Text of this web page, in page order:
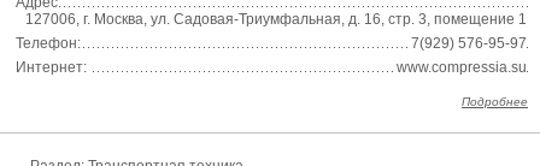
127006, г. Москва, ул. Садовая-Триумфальная, д. 16, стр. 3, помещение 1
Телефон:
7(929) 576-95-97
Интернет:
www.compressia.su
Подробнее